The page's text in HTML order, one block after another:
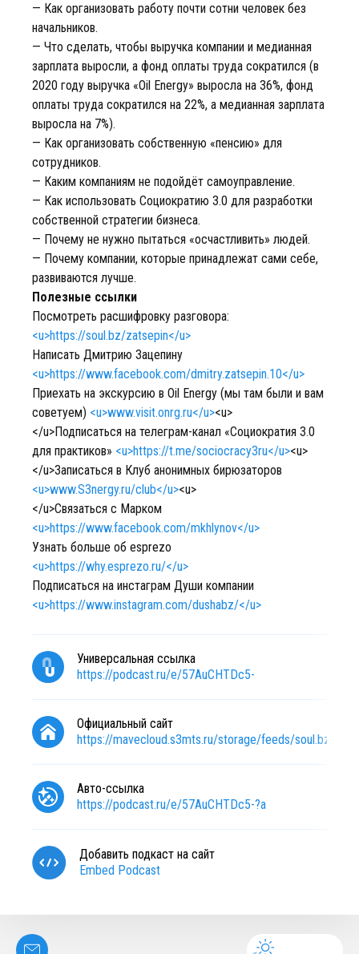
— Как организовать работу почти сотни человек без
начальников.
— Что сделать, чтобы выручка компании и медианная
зарплата выросли, а фонд оплаты труда сократился (в
2020 году выручка «Oil Energy» выросла на 36%, фонд
оплаты труда сократился на 22%, а медианная зарплата
выросла на 7%).
— Как организовать собственную «пенсию» для
сотрудников.
— Каким компаниям не подойдёт самоуправление.
— Как использовать Социократию 3.0 для разработки
собственной стратегии бизнеса.
— Почему не нужно пытаться «осчастливить» людей.
— Почему компании, которые принадлежат сами себе,
развиваются лучше.
Полезные ссылки
Посмотреть расшифровку разговора:
<u>https://soul.bz/zatsepin</u>
Написать Дмитрию Зацепину
<u>https://www.facebook.com/dmitry.zatsepin.10</u>
Приехать на экскурсию в Oil Energy (мы там были и вам
советуем) <u>www.visit.onrg.ru</u><u>
</u>Подписаться на телеграм-канал «Социократия 3.0
для практиков» <u>https://t.me/sociocracy3ru</u><u>
</u>Записаться в Клуб анонимных бирюзаторов
<u>www.S3nergy.ru/club</u><u>
</u>Связаться с Марком
<u>https://www.facebook.com/mkhlynov</u>
Узнать больше об esprezo
<u>https://why.esprezo.ru/</u>
Подписаться на инстаграм Души компании
<u>https://www.instagram.com/dushabz/</u>
Универсальная ссылка
https://podcast.ru/e/57AuCHTDc5-
Официальный сайт
https://mavecloud.s3mts.ru/storage/feeds/soul.bz
Авто-ссылка
https://podcast.ru/e/57AuCHTDc5-?a
Добавить подкаст на сайт
Embed Podcast